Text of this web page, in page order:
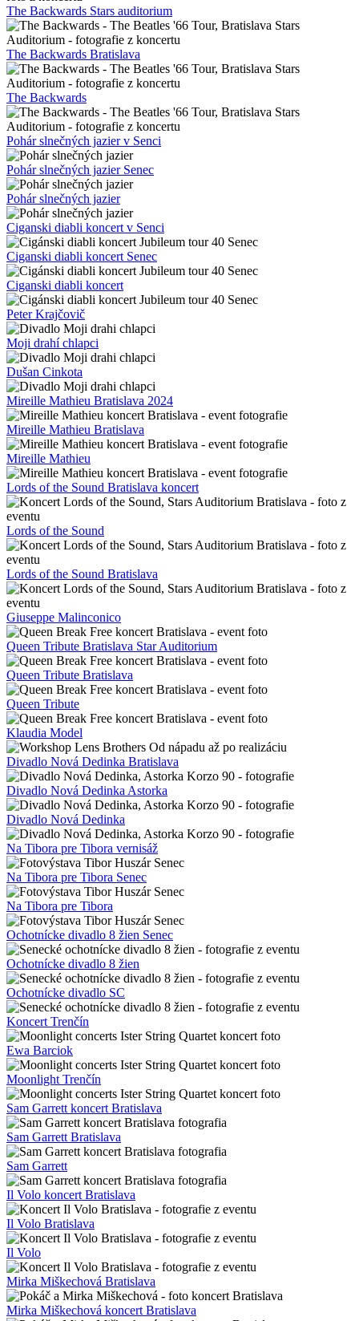
TAKTO Pezinok
Neprebudený Pezinok
Neprebudený
Ziggy & The Virgo Brothers
The Gnostiques
Prúdy riek Pezinok
Prúdy riek
Vesna Bratislava
Vesna
George Michael tribute Bratislava koncert
George Michael tribute Bratislava
George Michael tribute
The Backwards Stars auditorium
The Backwards Bratislava
The Backwards
Pohár slnečných jazier v Senci
Pohár slnečných jazier Senec
Pohár slnečných jazier
Ciganski diabli koncert v Senci
Ciganski diabli koncert Senec
Ciganski diabli koncert
Peter Krajčovič
Moji drahí chlapci
Dušan Cinkota
Mireille Mathieu Bratislava 2024
Mireille Mathieu Bratislava
Mireille Mathieu
Lords of the Sound Bratislava koncert
Lords of the Sound
Lords of the Sound Bratislava
Giuseppe Malinconico
Queen Tribute Bratislava Star Auditorium
Queen Tribute Bratislava
Queen Tribute
Klaudia Model
Divadlo Nová Dedinka Bratislava
Divadlo Nová Dedinka Astorka
Divadlo Nová Dedinka
Na Tibora pre Tibora vernisáž
Na Tibora pre Tibora Senec